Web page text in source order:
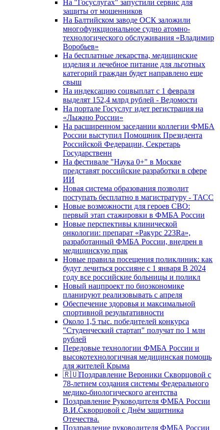
На "Госуслугах" запустили сервис для
защиты от мошенников
На Балтийском заводе ОСК заложили
многофункциональное судно атомно-
технологического обслуживания «Владимир
Воробьев»
На бесплатные лекарства, медицинские
изделия и лечебное питание для льготных
категорий граждан будет направлено еще
свыш
На индексацию соцвыплат с 1 февраля
выделят 152,4 млрд рублей - Ведомости
На портале Госуслуг идет регистрация на
«Лыжню России»
На расширенном заседании коллегии ФМБА
России выступил Помощник Президента
Российской Федерации, Секретарь
Государственн
На фестивале "Наука 0+" в Москве
представят российские разработки в сфере
ИИ
Новая система образования позволит
поступать бесплатно в магистратуру - ТАСС
Новые возможности для героев СВО:
первый этап стажировки в ФМБА России
Новые перспективы клинической
онкологии: препарат «Ракурс 223Ra»,
разработанный ФМБА России, внедрен в
медицинскую прак
Новые правила посещения поликлиник: как
будут лечиться россияне с 1 января В 2024
году все российские больницы и поликл
Новый нацпроект по биоэкономике
планируют реализовывать с апреля
Обеспечение здоровья и максимальной
спортивной результативности
Около 1,5 тыс. победителей конкурса
"Студенческий стартап" получат по 1 млн
рублей
Передовые технологии ФМБА России и
высокотехнологичная медицинская помощь
для жителей Крыма
🇷🇺Поздравление Вероники Скворцовой с
78-летием создания системы Федерального
медико-биологического агентства
Поздравление Руководителя ФМБА России
В.И.Скворцовой с Днём защитника
Отечества.
Поздравление руководителя ФМБА России